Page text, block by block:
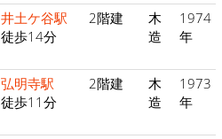
井土ケ谷駅
徒歩14分
2階建
木
造
1974
年
弘明寺駅
徒歩11分
2階建
木
造
1973
年